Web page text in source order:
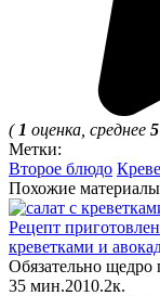
( 1 оценка, среднее 5
Метки:
Второе блюдо
Похожие материалы
Рецепт
креветками и
Обязательно щедро
35 мин.2010.2к.